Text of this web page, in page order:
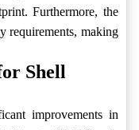
Furthermore, the
requirements, making
Shell
improvements in